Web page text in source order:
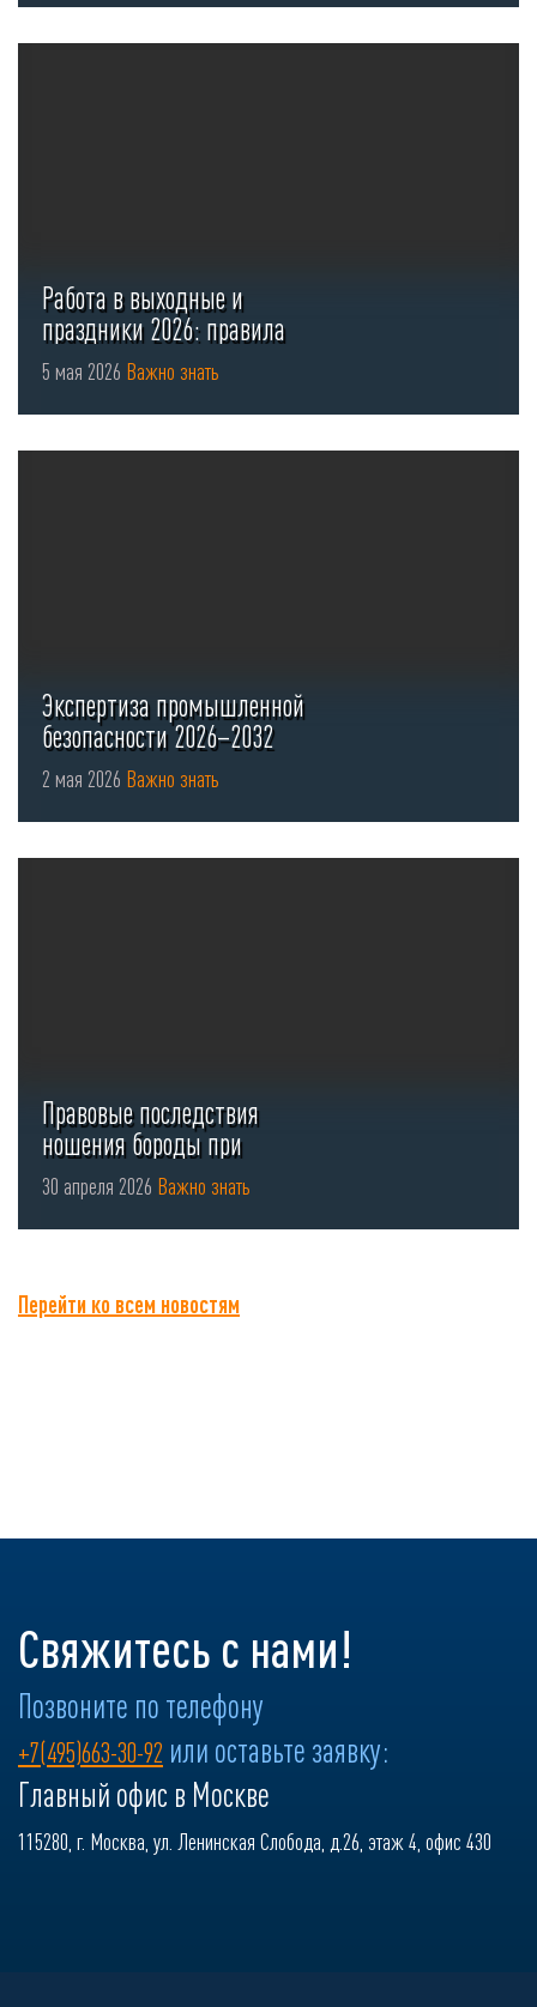
Работа в выходные и
праздники 2026: правила
оформления ...
5 мая 2026 Важно знать
Экспертиза промышленной
безопасности 2026–2032
2 мая 2026 Важно знать
Правовые последствия
ношения бороды при
использовании СИЗ органов
...
30 апреля 2026 Важно знать
Перейти ко всем новостям
Свяжитесь с нами!
Позвоните по телефону
+7(495)663-30-92 или оставьте заявку:
Главный офис в Москве
115280, г. Москва, ул. Ленинская Слобода, д.26, этаж 4, офис 430